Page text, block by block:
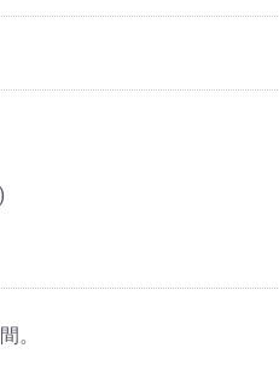
。